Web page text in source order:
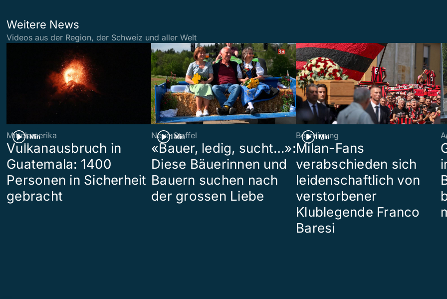
Weitere News
Videos aus der Region, der Schweiz und aller Welt
1 Min
Mittelamerika
Vulkanausbruch in
Guatemala: 1400
Personen in Sicherheit
gebracht
1 Min
Neue Staffel
«Bauer, ledig, sucht…»:
Diese Bäuerinnen und
Bauern suchen nach
der grossen Liebe
1 Min
Beerdigung
Milan-Fans
verabschieden sich
leidenschaftlich von
verstorbener
Klublegende Franco
Baresi